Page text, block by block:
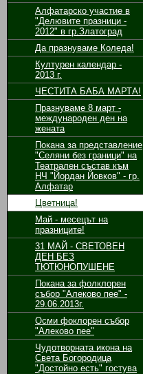
Алфатарско участие в
"Делювите празници -
2012" в гр.Златоград
Да празнуваме Коледа!
Културен календар -
2013 г.
ЧЕСТИТА БАБА МАРТА!
Празнуваме 8 март -
международен ден на
жената
Покана за представление
"Селяни без граници" на
Театрален състав към
НЧ "Йордан Йовков" - гр.
Алфатар
Цветница!
Май - месецът на
празниците!
31 МАЙ - СВЕТОВЕН
ДЕН БЕЗ
ТЮТЮНОПУШЕНЕ
Покана за фолклорен
събор "Алеково пее" -
29.06.2013г.
Осми фоклорен събор
"Алеково пее"
Чудотворната икона на
Света Богородица
"Достойно есть" гостува